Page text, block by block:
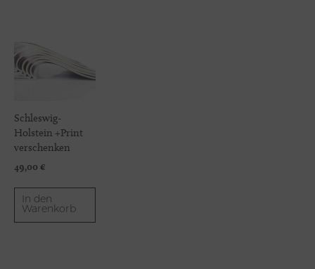
Schleswig-
Holstein +Print
verschenken
49,00 €
In den
Warenkorb